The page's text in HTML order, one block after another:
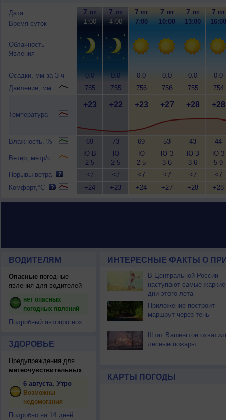
Дата
Время суток
Облачность
Явления
Осадки, мм за 3 ч
Давление, мм
Температура
Влажность, %
Ветер, метр/с
Порывы ветра
Комфорт,°C
7 пт
1:00
0.0
755
+23
69
Ю-В
2-5
<7
+24
7 пт
4:00
0.0
755
+22
73
Ю
2-5
<7
+23
7 пт
7:00
0.0
756
+23
69
Ю
2-5
<7
+24
7 пт
10:00
0.0
756
+27
53
Ю-З
3-6
<7
+27
7 пт
13:00
0.0
755
+28
43
Ю-З
3-6
<7
+28
7 пт
16:00
0.0
754
+28
44
Ю-З
5-9
<7
+28
ВОДИТЕЛЯМ
Опасныепогодные
явления для водителей
нет опасных
погодных явлений
Подробный автопрогноз
ЗДОРОВЬЕ
Предупреждения для
метеочувствительных
6 августа, Утро
Возможны
недомогания
Подробно на 14 дней
ИНТЕРЕСНЫЕ ФАКТЫ О
В Центральной России
наступают самые жаркие
дни этого лета
Приложение построит
маршрут через тень
Штат Вашингтон
лесные пожары
КАРТЫ ПОГОДЫ